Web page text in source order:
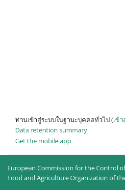
ท่านเข้าสู่ระบบในฐานะบุคคลทั่วไป (เข้
Data retention summary
Get the mobile app
European Commission for the Control
Food and Agriculture Organization of